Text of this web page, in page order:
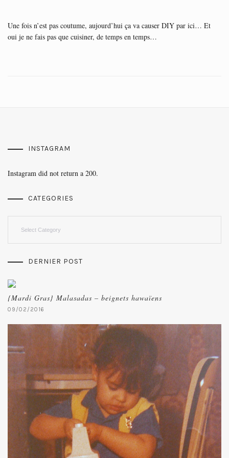
Une fois n’est pas coutume, aujourd’hui ça va causer DIY par ici… Et
oui je ne fais pas que cuisiner, de temps en temps…
INSTAGRAM
Instagram did not return a 200.
CATEGORIES
DERNIER POST
{Mardi Gras} Malasadas – beignets hawaïens
09/02/2016